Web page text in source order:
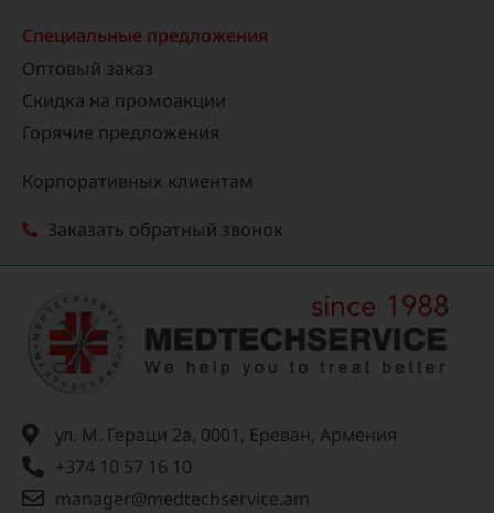
Специальные предложения
Оптовый заказ
Скидка на промоакции
Горячие предложения
Корпоративных клиентам
Заказать обратный звонок
ул. М. Гераци 2а, 0001, Ереван, Армения
+374 10 57 16 10
manager@medtechservice.am